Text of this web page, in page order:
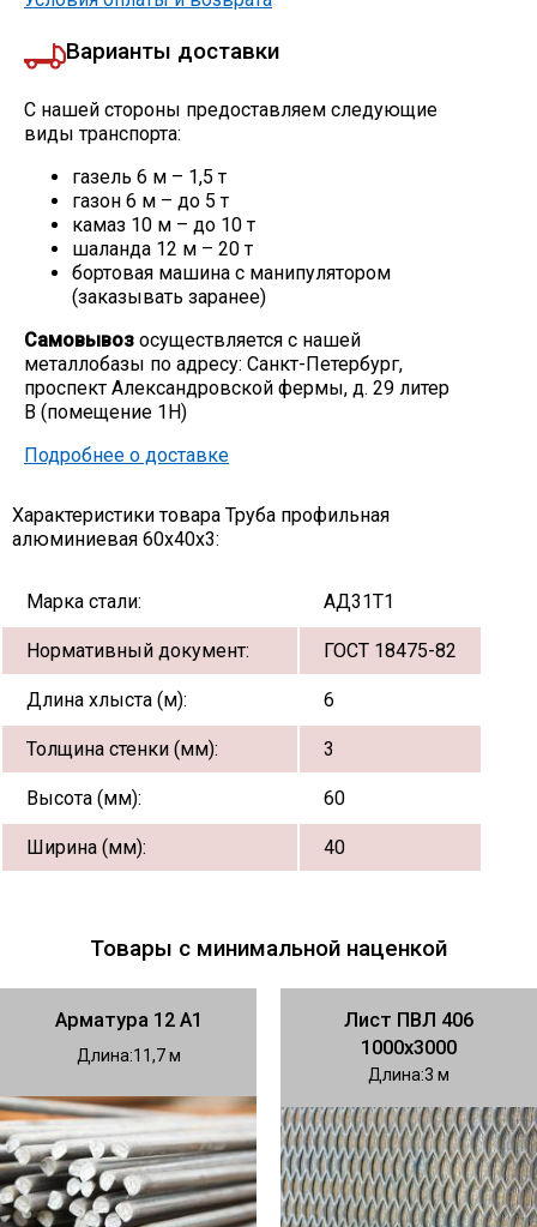
Варианты доставки
С нашей стороны предоставляем следующие
виды транспорта:
газель 6 м – 1,5 т
газон 6 м – до 5 т
камаз 10 м – до 10 т
шаланда 12 м – 20 т
бортовая машина с манипулятором
(заказывать заранее)
Самовывоз осуществляется с нашей
металлобазы по адресу: Санкт-Петербург,
проспект Александровской фермы, д. 29 литер
В (помещение 1Н)
Подробнее о доставке
Характеристики товара Труба профильная
алюминиевая 60х40х3:
Марка стали: АД31Т1
Нормативный документ: ГОСТ 18475-82
Длина хлыста (м): 6
Толщина стенки (мм): 3
Высота (мм): 60
Ширина (мм): 40
Товары с минимальной наценкой
Арматура 12 А1
Длина 11,7
Лист ПВЛ 406
1000х3000
Длина 3